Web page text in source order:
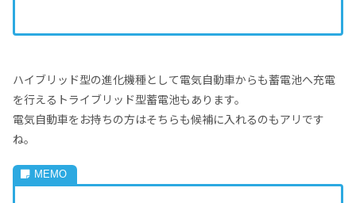
ハイブリッド型の進化機種として電気自動車からも蓄電池へ充電
を行えるトライブリッド型蓄電池もあります。
電気自動車をお持ちの方はそちらも候補に入れるのもアリです
ね。